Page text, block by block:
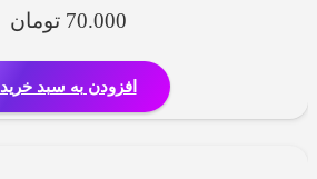
70.000 تومان
افزودن به سبد خرید